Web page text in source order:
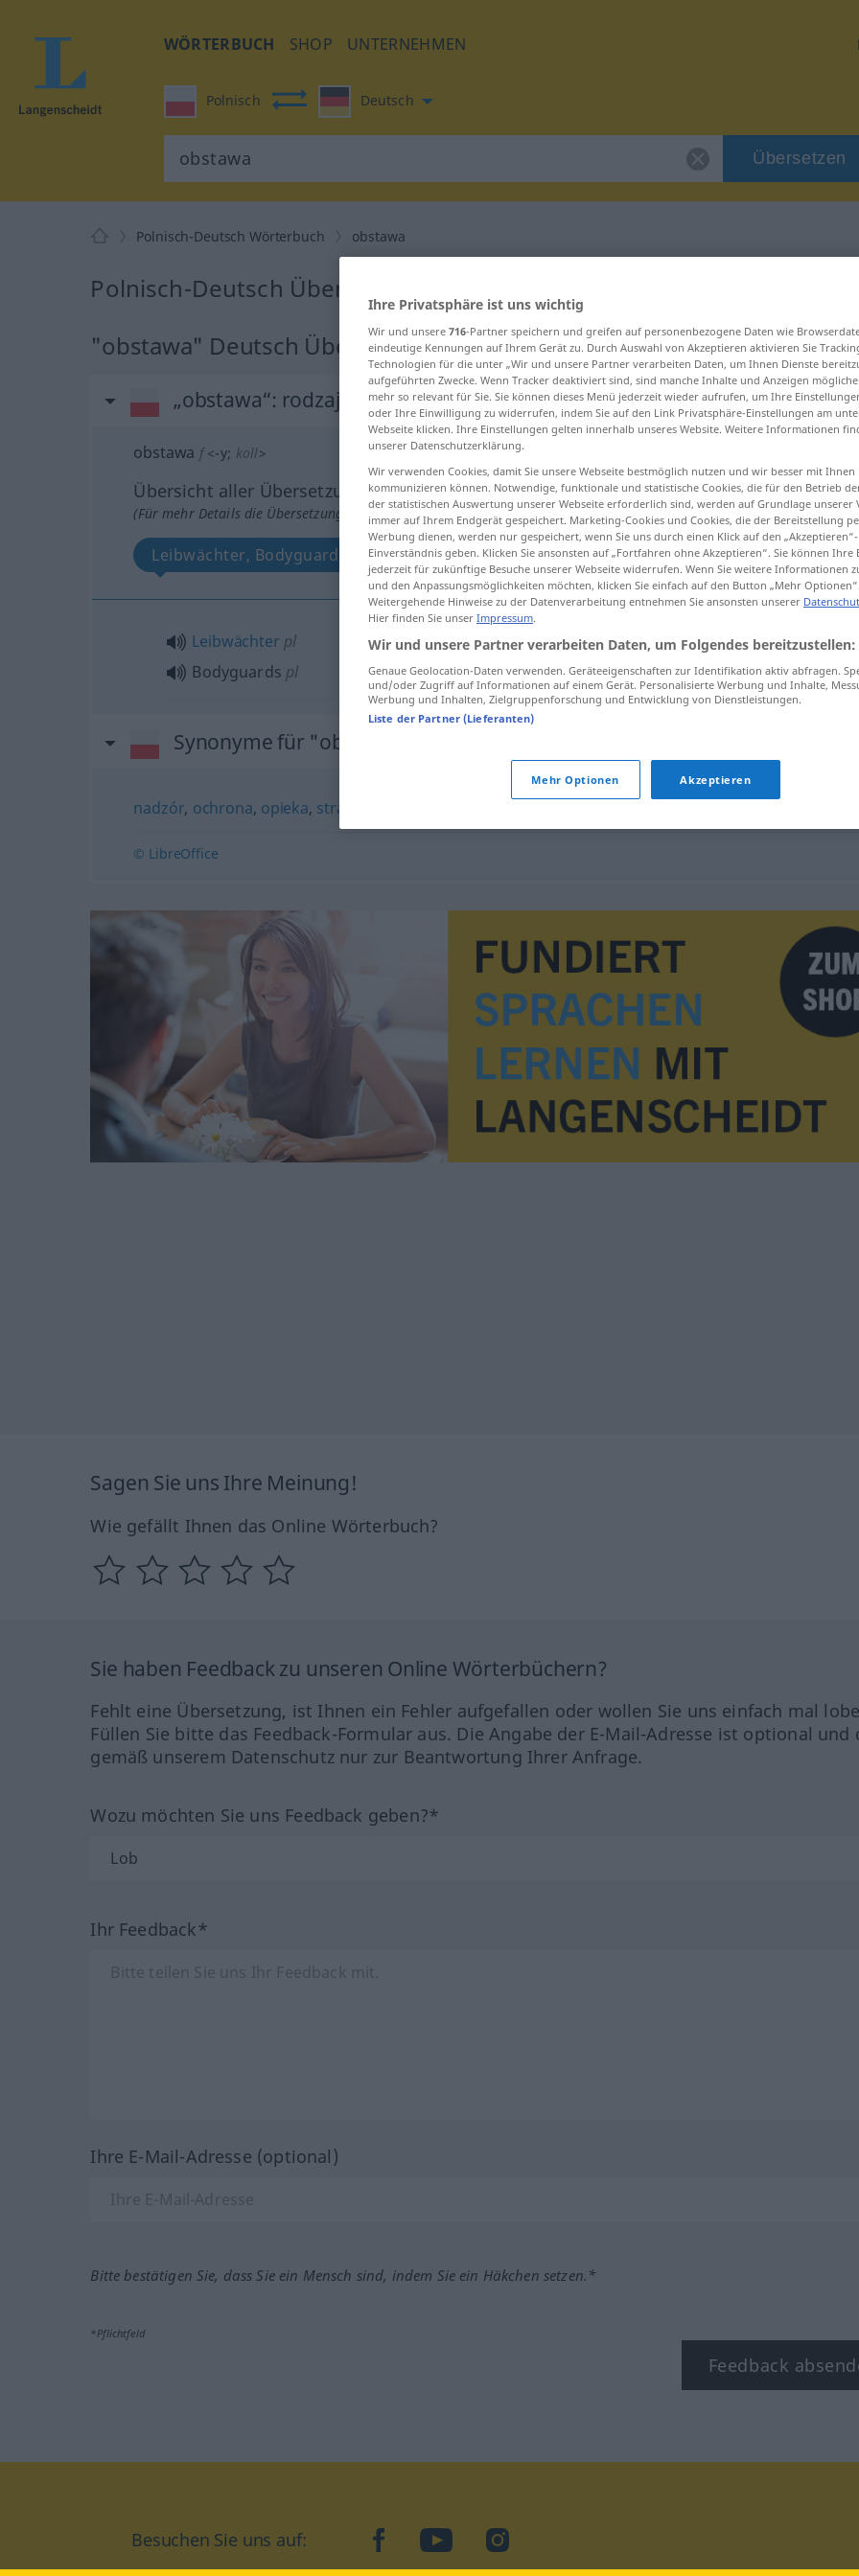
WÖRTERBUCH SHOP UNTERNEHMEN
Polnisch Deutsch
Übersetzen
Polnisch-Deutsch Wörterbuch obstawa
Polnisch-Deutsch Übersetzung für "obstawa"
"obstawa" Deutsch Übersetzung
„obstawa“: rodzaj żeński
obstawa f <-y; koll>
Übersicht aller Übersetzungen
(Für mehr Details die Übersetzung anklicken/antippen)
Leibwächter, Bodyguards
Leibwächter pl
Bodyguards pl
obstawa
Synonyme für "obstawa"
nadzór, ochrona, opieka, straż
© LibreOffice
Sagen Sie uns Ihre Meinung!
Wie gefällt Ihnen das Online Wörterbuch?
Sie haben Feedback zu unseren Online Wörterbüchern?
Fehlt eine Übersetzung, ist Ihnen ein Fehler aufgefallen oder wollen Sie uns einfach mal
Füllen Sie bitte das Feedback-Formular aus. Die Angabe der E-Mail-Adresse ist optional und
gemäß unserem Datenschutz nur zur Beantwortung Ihrer Anfrage.
Wozu möchten Sie uns Feedback geben?*
Ihr Feedback*
Ihre E-Mail-Adresse (optional)
Bitte bestätigen Sie, dass Sie ein Mensch sind, indem Sie ein Häkchen setzen.*
*Pflichtfeld
Feedback
Besuchen Sie uns auf: facebookYouTubeInstagram
Ihre Privatsphäre ist uns wichtig
Wir und unsere 716-Partner speichern und greifen auf personenbezogene Daten wie
eindeutige Kennungen auf Ihrem Gerät zu. Durch Auswahl von Akzeptieren aktivieren Sie
Technologien für die unter „Wir und unsere Partner verarbeiten Daten, um Ihnen Dienste
aufgeführten Zwecke. Wenn Tracker deaktiviert sind, sind manche Inhalte und Anzeigen
mehr so relevant für Sie. Sie können dieses Menü jederzeit wieder aufrufen, um Ihre
oder Ihre Einwilligung zu widerrufen, indem Sie auf den Link Privatsphäre-Einstellungen am
Webseite klicken. Ihre Einstellungen gelten innerhalb unseres Website. Weitere Informationen
unserer Datenschutzerklärung.
Wir verwenden Cookies, damit Sie unsere Webseite bestmöglich nutzen und wir besser mit Ihnen
kommunizieren können. Notwendige, funktionale und statistische Cookies, die für den Betrieb
der statistischen Auswertung unserer Webseite erforderlich sind, werden auf Grundlage unserer
immer auf Ihrem Endgerät gespeichert. Marketing-Cookies und Cookies, die der Bereitstellung
Werbung dienen, werden nur gespeichert, wenn Sie uns durch einen Klick auf den
Einverständnis geben. Klicken Sie ansonsten auf „Fortfahren ohne Akzeptieren“. Sie können
jederzeit für zukünftige Besuche unserer Webseite widerrufen. Wenn Sie weitere Informationen
und den Anpassungsmöglichkeiten möchten, klicken Sie einfach auf den Button „Mehr
Weitergehende Hinweise zu der Datenverarbeitung entnehmen Sie ansonsten unserer
Hier finden Sie unser Impressum.
Wir und unsere Partner verarbeiten Daten, um Folgendes bereitzustellen:
Genaue Geolocation-Daten verwenden. Geräteeigenschaften zur Identifikation aktiv abfragen.
und/oder Zugriff auf Informationen auf einem Gerät. Personalisierte Werbung und Inhalte,
Werbung und Inhalten, Zielgruppenforschung und Entwicklung von Dienstleistungen.
Liste der Partner (Lieferanten)
Mehr Optionen Akzeptieren